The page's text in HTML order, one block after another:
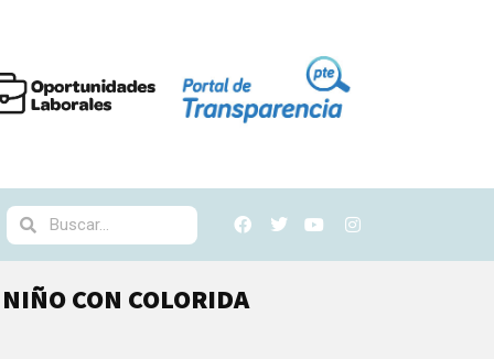
CON COLORIDA